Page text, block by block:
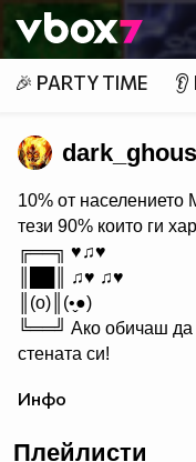
Member of
👾
🎉 PARTY TIME
10% от
тези 90% които ги
╔══╗ ♥♫♥
║██║ ♫♥ ♫♥
║(o)║(•̬●)
╚══╝ Ако обичаш да
стената си!
Инфо
Плейлисти